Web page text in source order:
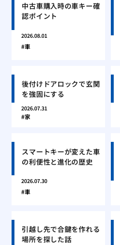
中古車購入時の車キー確
認ポイント
2026.08.01
車
後付けドアロックで玄関
を強固にする
2026.07.31
家
スマートキーが変えた車
の利便性と進化の歴史
2026.07.30
車
引越し先で合鍵を作れる
場所を探した話